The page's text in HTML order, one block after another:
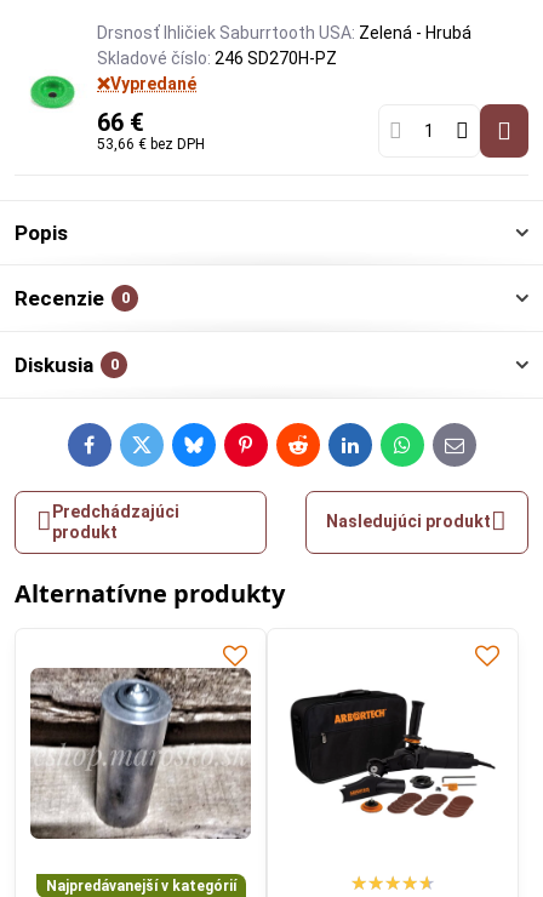
Drsnosť Ihličiek Saburrtooth USA: Zelená - Hrubá
Skladové číslo: 246 SD270H-PZ
❌Vypredané
66 €
53,66 € bez DPH
Popis
Recenzie 0
Diskusia 0
FacebookTwitterBlueskyPinterestRedditLinkedInWhatsApp
E-
mail
Predchádzajúci
produkt
Nasledujúci produkt
Alternatívne produkty
Najpredávanejší v kategórií